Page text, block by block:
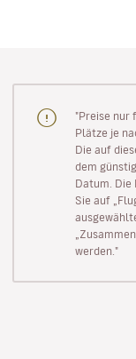
"Preise nur
Plätze je
Die auf
dem
Datum. Die
Sie auf
werden."